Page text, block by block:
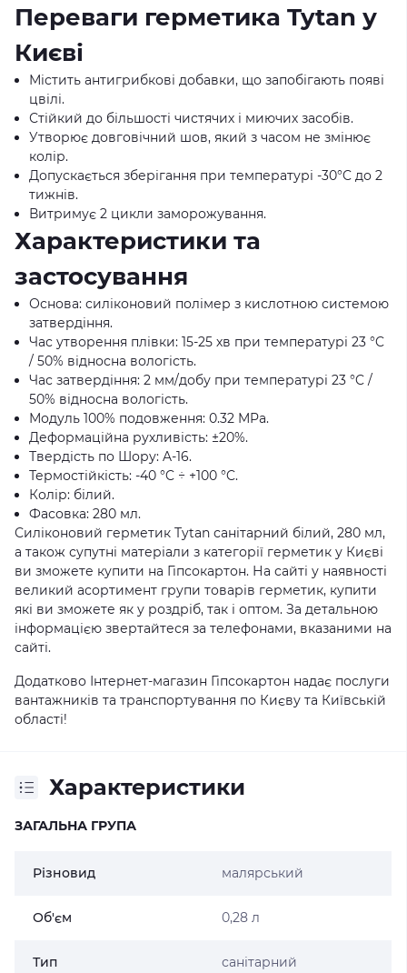
Переваги герметика Tytan у
Києві
Містить антигрибкові добавки, що запобігають появі
цвілі.
Стійкий до більшості чистячих і миючих засобів.
Утворює довговічний шов, який з часом не змінює
колір.
Допускається зберігання при температурі -30°C до 2
тижнів.
Витримує 2 цикли заморожування.
Характеристики та
застосування
Основа: силіконовий полімер з кислотною системою
затвердіння.
Час утворення плівки: 15-25 хв при температурі 23 °C
/ 50% відносна вологість.
Час затвердіння: 2 мм/добу при температурі 23 °C /
50% відносна вологість.
Модуль 100% подовження: 0.32 MPa.
Деформаційна рухливість: ±20%.
Твердість по Шору: A-16.
Термостійкість: -40 °C ÷ +100 °C.
Колір: білий.
Фасовка: 280 мл.
Силіконовий герметик Tytan санітарний білий, 280 мл,
а також супутні матеріали з категорії герметик у Києві
ви зможете купити на Гіпсокартон. На сайті у наявності
великий асортимент групи товарів герметик, купити
які ви зможете як у роздріб, так і оптом. За детальною
інформацією звертайтеся за телефонами, вказаними на
сайті.
Додатково Інтернет-магазин Гіпсокартон надає послуги
вантажників та транспортування по Києву та Київській
області!
Характеристики
ЗАГАЛЬНА ГРУПА
Різновид малярський
Об'єм 0,28 л
Тип санітарний